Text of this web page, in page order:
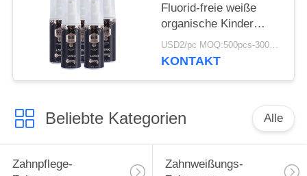
Fluorid-freie weiße
organische Kinder
50ML für 12 Jährige
USD2/pc MOQ:500pcs-30000pcs
KONTAKT
Beliebte Kategorien Alle
Zahnpflege-
Zahnweißungs-